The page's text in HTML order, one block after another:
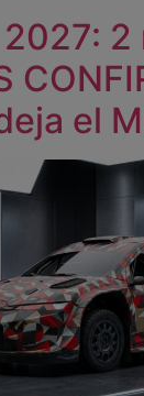
2027: 2
el